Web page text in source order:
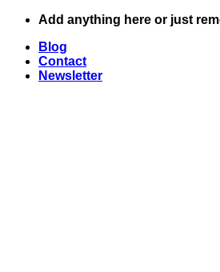
Skip
content
Add anything here or just
Blog
Contact
Newsletter